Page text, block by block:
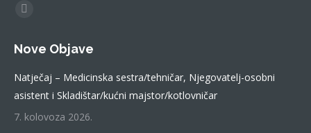
Find us on:
Facebook
opens
Nove Objave
Natječaj – Medicinska sestra/tehničar, Njegovatelj-osobni
asistent i Skladištar/kućni majstor/kotlovničar
7. kolovoza 2026.